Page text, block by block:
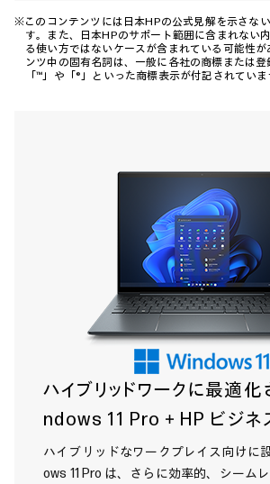
※このコンテンツには日本HPの公式見解を示さな
す。また、日本HPのサポート範囲に含まれない
る使い方ではないケースが含まれている可能性
ンツ中の固有名詞は、一般に各社の商標または
「™」や「®」といった商標表示が付記されていま
ハイブリッドワークに最適化
ndows 11 Pro＋HP ビジネ
ハイブリッドなワークプレイス向けに
ows 11 Pro は、さらに効率的、シーム